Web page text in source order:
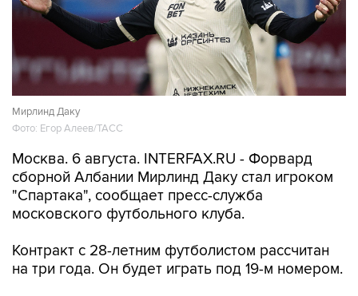
Мирлинд Даку
Фото: Егор Алеев/ТАСС
Москва. 6 августа. INTERFAX.RU - Форвард
сборной Албании Мирлинд Даку стал игроком
"Спартака", сообщает пресс-служба
московского футбольного клуба.
Контракт с 28-летним футболистом рассчитан
на три года. Он будет играть под 19-м номером.